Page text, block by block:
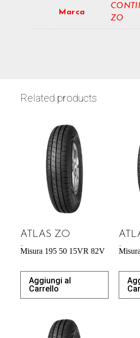
Marca
ZO
Related products
ATLAS ZO
Misura 195 50 15VR 82V
Aggiungi al
Carrello